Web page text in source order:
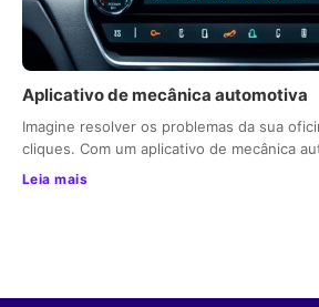
Aplicativo de mecânica automotiva
Imagine resolver os problemas da sua
cliques. Com um aplicativo de mecânica
Leia mais